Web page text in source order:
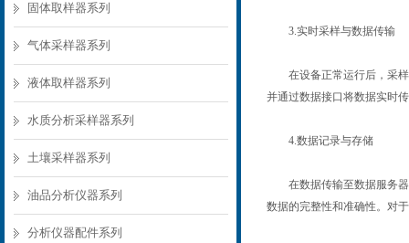
固体取样器系列
气体采样器系列
液体取样器系列
水质分析采样器系列
土壤采样器系列
油品分析仪器系列
分析仪器配件系列
3.实时采样与数据传输
在设备正常运行后，采样
并通过数据接口将数据实时
4.数据记录与存储
在数据传输至数据服务器
数据的完整性和准确性。对